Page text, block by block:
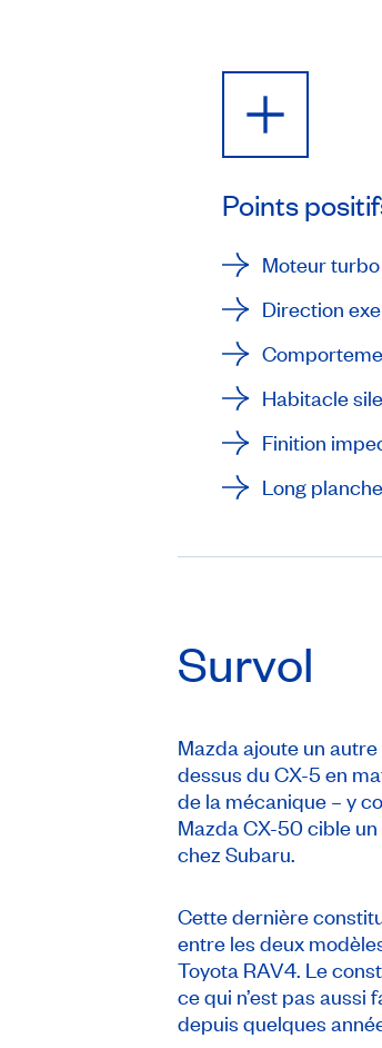
Points
Moteur
Direction
Habitacle
Finition
Long
Survol
Mazda ajoute un
dessus du CX-5 en
de la mécanique – y
Mazda CX-50 cible
chez Subaru.
Cette dernière
entre les deux
Toyota RAV4. Le
ce qui n’est pas
depuis quelques